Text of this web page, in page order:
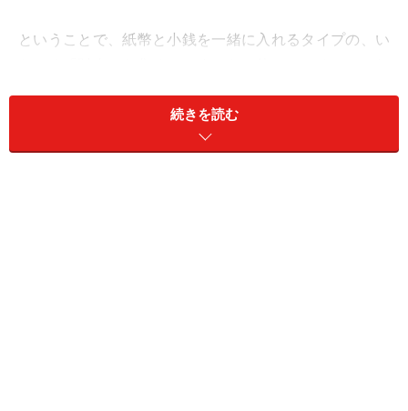
ということで、紙幣と小銭を一緒に入れるタイプの、い
かないのだということがよく分かりました。でも、どれ
も魅力的で、中々絞れないんですよねー。
続きを読む